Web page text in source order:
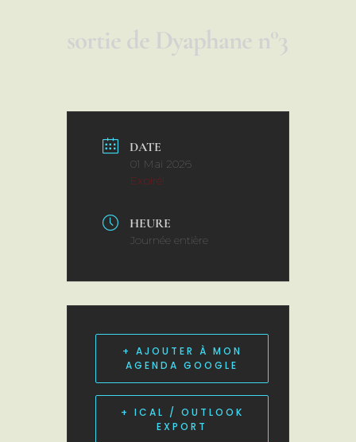
DATE
01 Mai 2026
Expiré!
HEURE
Journée entière
+ AJOUTER À MON
AGENDA GOOGLE
+ ICAL / OUTLOOK
EXPORT